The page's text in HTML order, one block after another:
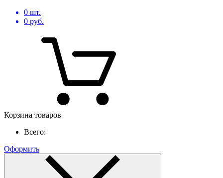
0 шт.
0 руб.
Корзина товаров
Всего:
Оформить